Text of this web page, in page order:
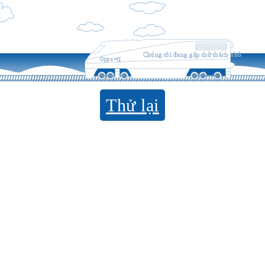
Opps =((
Chúng tôi đang gặp thử thách nhỏ
Thử lại